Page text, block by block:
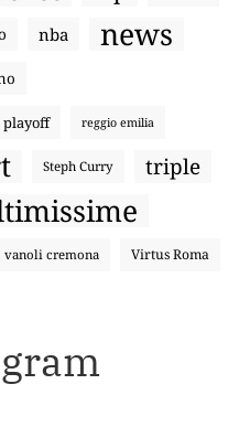
nba news
playoff reggio emilia
Steph Curry triple
vanoli cremona Virtus Roma